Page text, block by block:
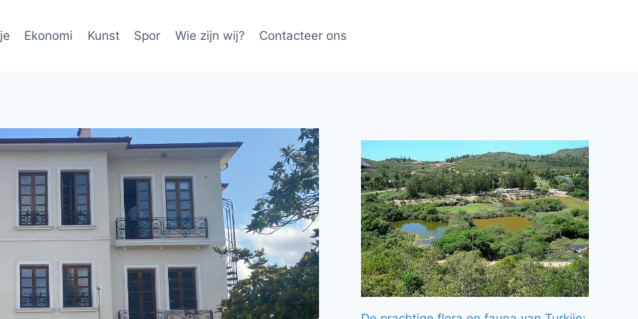
Ekonomi Kunst Spor Wie zijn wij? Contacteer ons